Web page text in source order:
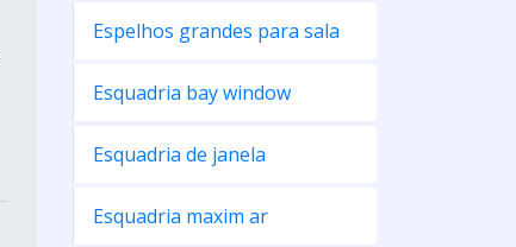
Espelhos grandes para sala
Esquadria bay window
Esquadria de janela
Esquadria maxim ar